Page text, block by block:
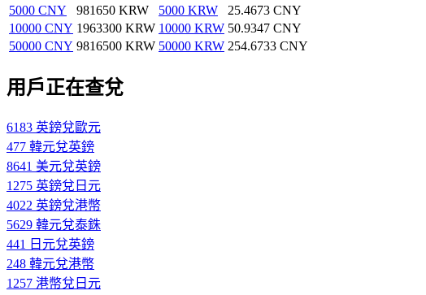
5000 CNY
981650 KRW 5000 KRW
25.4673 CNY
10000 CNY 1963300 KRW 10000 KRW 50.9347 CNY
50000 CNY 9816500 KRW 50000 KRW 254.6733 CNY
用戶正在查兌
6183 英鎊兌歐元
477 韓元兌英鎊
8641 美元兌英鎊
1275 英鎊兌日元
4022 英鎊兌港幣
5629 韓元兌泰銖
441 日元兌英鎊
248 韓元兌港幣
1257 港幣兌日元